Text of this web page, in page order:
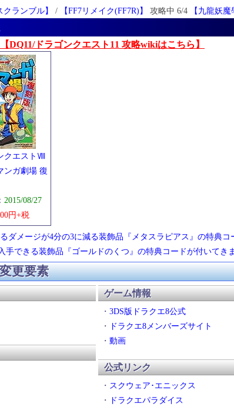
クランブル】 / 【FF7リメイク(FF7R)】 攻略中 6/4 【九龍妖魔
【DQ11/ドラゴンクエスト11 攻略wikiはこちら】
クエストⅧ
ンガ劇場 復
2015/08/27
円+税
ダメージが4分の3に減る装飾品『メタスラピアス』の特典コ
手できる装飾品『ゴールドのくつ』の特典コードが付いてき
更要素
ゲーム情報
・ 3DS版ドラクエ8公式
・
ドラクエ8メンバーズサイト
・ 動画
公式リンク
・ スクウェア･エニックス
・
ドラクエパラダイス